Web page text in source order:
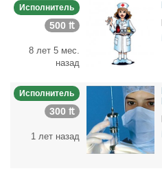
Исполнитель
500 ₶
8 лет 5 мес.
назад
Исполнитель
300 ₶
1 лет назад